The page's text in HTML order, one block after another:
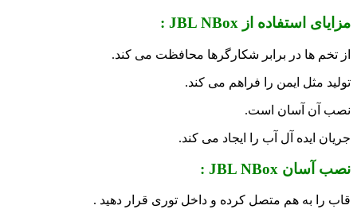
مزایای استفاده از JBL NBox
:
از تخم ها در برابر شکارگرها محافظت می کند.
تولید مثل ایمن را فراهم می کند.
نصب آن آسان است.
جریان ایده آل آب را ایجاد می کند.
نصب آسان JBL NBox
:
قاب را به هم متصل کرده و داخل توری قرار دهید .